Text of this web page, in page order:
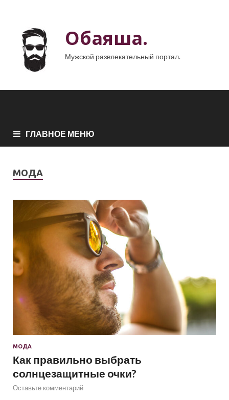
Обаяша.
Мужской развлекательный портал.
ГЛАВНОЕ МЕНЮ
МОДА
МОДА
Как правильно выбрать
солнцезащитные очки?
Оставьте комментарий